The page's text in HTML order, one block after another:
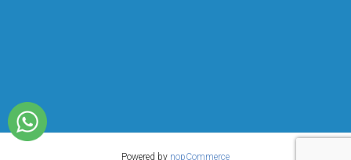
Powered by nopCommerce